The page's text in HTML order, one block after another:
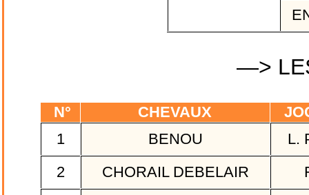
—>
N° CHEVAUX
1
BENOU
L.
2
CHORAIL DEBELAIR